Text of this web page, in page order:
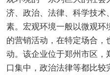
济、政治、法律、科学技术
素。宏观环境一般以微观环
的营销活动，在特定场合
动。该企业位于郑州市区，
口集中，政治法律等都比较